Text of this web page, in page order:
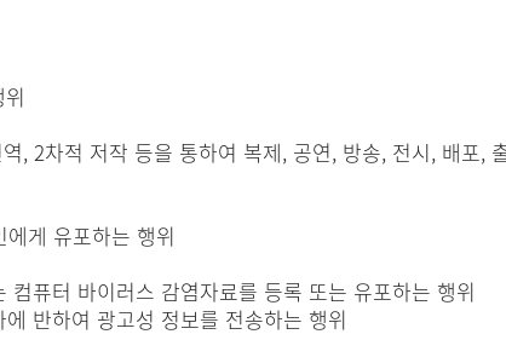
2차적 저작 등을 통하여 복제, 공연, 방송, 전시, 배포,
게 유포하는 행위
퓨터 바이러스 감염자료를 등록 또는 유포하는 행위
반하여 광고성 정보를 전송하는 행위